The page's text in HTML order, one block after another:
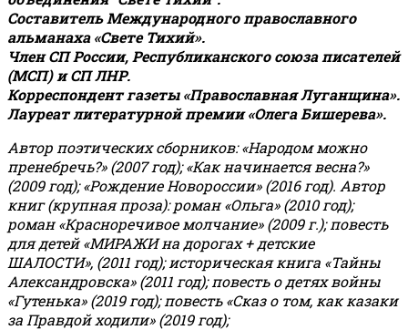
Составитель Международного православного
альманаха «Свете Тихий».
Член СП России, Республиканского союза писателей
(МСП) и СП ЛНР.
Корреспондент газеты «Православная Луганщина».
Лауреат литературной премии «Олега Бишерева».
Автор поэтических сборников: «Народом можно
пренебречь?» (2007 год); «Как начинается весна?»
(2009 год); «Рождение Новороссии» (2016 год). Автор
книг (крупная проза): роман «Ольга» (2010 год);
роман «Красноречивое молчание» (2009 г.); повесть
для детей «МИРАЖИ на дорогах + детские
ШАЛОСТИ», (2011 год); историческая книга «Тайны
Александровска» (2011 год); повесть о детях войны
«Гутенька» (2019 год); повесть «Сказ о том, как казаки
за Правдой ходили» (2019 год);